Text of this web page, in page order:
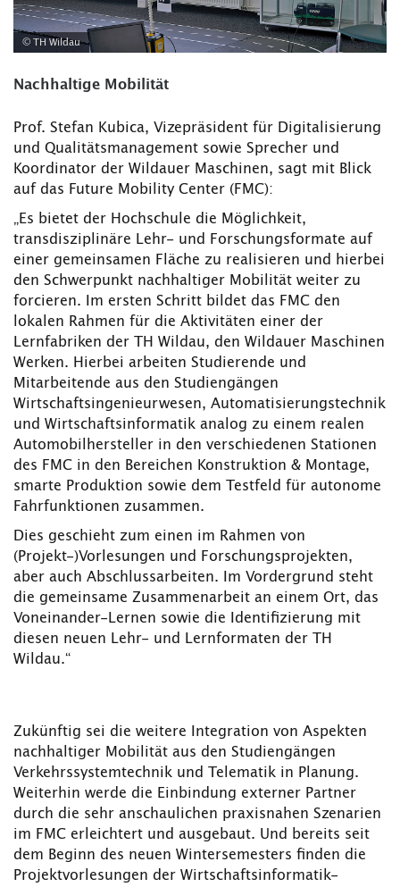
© TH Wildau
Nachhaltige Mobilität
Prof. Stefan Kubica, Vizepräsident für Digitalisierung
und Qualitätsmanagement sowie Sprecher und
Koordinator der Wildauer Maschinen, sagt mit Blick
auf das Future Mobility Center (FMC):
„Es bietet der Hochschule die Möglichkeit,
transdisziplinäre Lehr- und Forschungsformate auf
einer gemeinsamen Fläche zu realisieren und hierbei
den Schwerpunkt nachhaltiger Mobilität weiter zu
forcieren. Im ersten Schritt bildet das FMC den
lokalen Rahmen für die Aktivitäten einer der
Lernfabriken der TH Wildau, den Wildauer Maschinen
Werken. Hierbei arbeiten Studierende und
Mitarbeitende aus den Studiengängen
Wirtschaftsingenieurwesen, Automatisierungstechnik
und Wirtschaftsinformatik analog zu einem realen
Automobilhersteller in den verschiedenen Stationen
des FMC in den Bereichen Konstruktion & Montage,
smarte Produktion sowie dem Testfeld für autonome
Fahrfunktionen zusammen.
Dies geschieht zum einen im Rahmen von
(Projekt-)Vorlesungen und Forschungsprojekten,
aber auch Abschlussarbeiten. Im Vordergrund steht
die gemeinsame Zusammenarbeit an einem Ort, das
Voneinander-Lernen sowie die Identifizierung mit
diesen neuen Lehr- und Lernformaten der TH
Wildau.“
Zukünftig sei die weitere Integration von Aspekten
nachhaltiger Mobilität aus den Studiengängen
Verkehrssystemtechnik und Telematik in Planung.
Weiterhin werde die Einbindung externer Partner
durch die sehr anschaulichen praxisnahen Szenarien
im FMC erleichtert und ausgebaut. Und bereits seit
dem Beginn des neuen Wintersemesters finden die
Projektvorlesungen der Wirtschaftsinformatik-